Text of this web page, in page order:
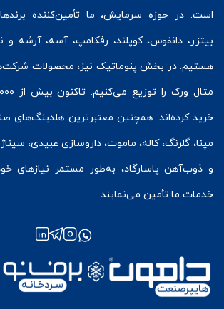
است. در حوزه سرمایش، ما تأمین‌کننده
بیتزر، دانفوس،کوپلند، رفکامپ، آسه، آرشه و
هستیم. در بخش پنوماتیک نیز، محصولات
متال ورک
خرید کرده‌اند. همچنین معتبرترین هلدینگ‌های
مپنا، گلرنگ، کاله، ماموت، داروسازی عبیدی،
و ذوب‌آهن پاسارگاد، به‌طور مستمر نیازهای
خدمات ما تأمین می‌نمایند.